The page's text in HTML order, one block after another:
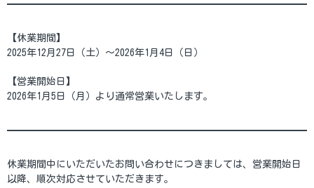
【休業期間】
2025年12月27日（土）～2026年1月4日（日）
【営業開始日】
2026年1月5日（月）より通常営業いたします。
休業期間中にいただいたお問い合わせにつきましては、営業開始日
以降、順次対応させていただきます。